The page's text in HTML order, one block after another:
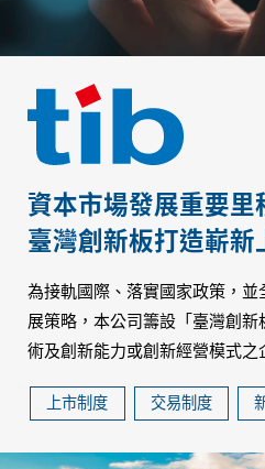
資本市場發展重要里
臺灣創新板打造嶄新
為接軌國際、落實國家政策，
展策略，本公司籌設「臺灣創
術及創新能力或創新經營模式之
上市制度 交易制度